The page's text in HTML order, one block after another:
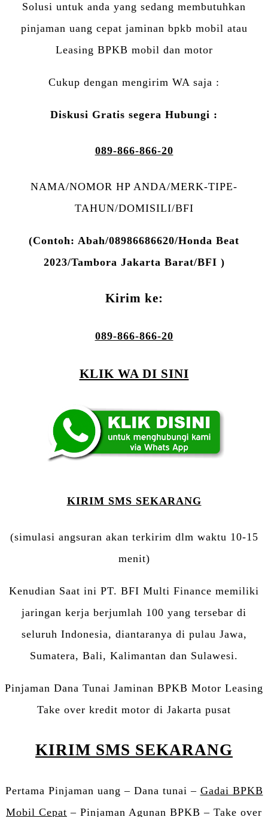
Solusi untuk anda yang sedang membutuhkan
pinjaman uang cepat jaminan bpkb mobil atau
Leasing BPKB mobil dan motor
Cukup dengan mengirim WA saja :
Diskusi Gratis segera Hubungi :
089-866-866-20
NAMA/NOMOR HP ANDA/MERK-TIPE-
TAHUN/DOMISILI/BFI
(Contoh: Abah/08986686620/Honda Beat
2023/Tambora Jakarta Barat/BFI )
Kirim ke:
089-866-866-20
KLIK WA DI SINI
KIRIM SMS SEKARANG
(simulasi angsuran akan terkirim dlm waktu 10-15
menit)
Kenudian Saat ini PT. BFI Multi Finance memiliki
jaringan kerja berjumlah 100 yang tersebar di
seluruh Indonesia, diantaranya di pulau Jawa,
Sumatera, Bali, Kalimantan dan Sulawesi.
Pinjaman Dana Tunai Jaminan BPKB Motor Leasing
Take over kredit motor di Jakarta pusat
KIRIM SMS SEKARANG
Pertama Pinjaman uang – Dana tunai – Gadai BPKB
Mobil Cepat – Pinjaman Agunan BPKB – Take over